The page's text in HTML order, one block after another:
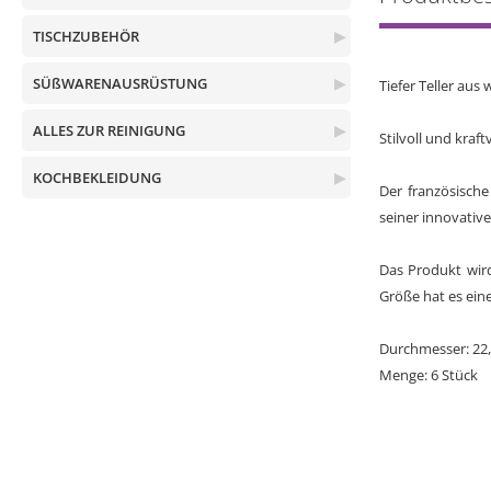
▶
TISCHZUBEHÖR
▶
SÜßWARENAUSRÜSTUNG
▶
ALLES ZUR REINIGUNG
▶
KOCHBEKLEIDUNG
Tiefer Teller aus
Stilvoll und
Der
seiner
Das Produkt
Größe hat es
Durchmesser:
Menge: 6 Stück